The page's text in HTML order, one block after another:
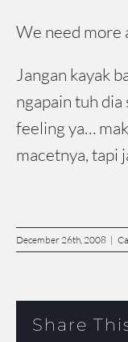
We need more
Jangan kayak
ngapain tuh
feeling ya…
macetnya, tapi
December 26th, 2008 |
Share